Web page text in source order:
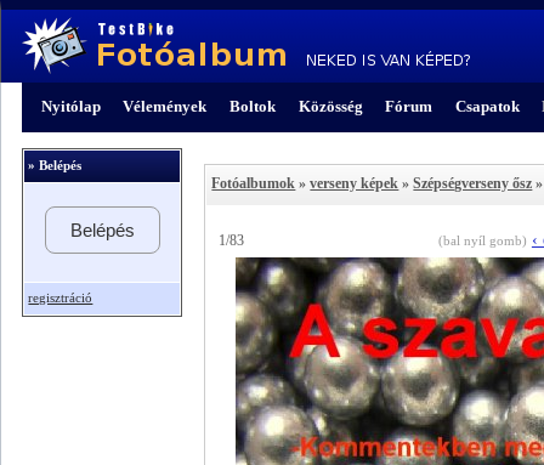
Nyitólap Vélemények Boltok Közösség Fórum Csapatok
» Belépés
Belépés
regisztráció
Fotóalbumok »verseny képek »Szépségverseny ősz
1/83 (bal nyíl gomb) ‹